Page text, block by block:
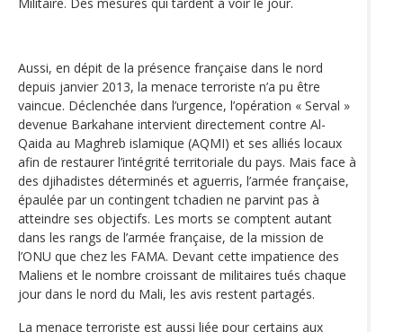
Aussi, en dépit de la présence française dans le nord
depuis janvier 2013, la menace terroriste n’a pu être
vaincue. Déclenchée dans l’urgence, l’opération « Serval »
devenue Barkahane intervient directement contre Al-
Qaida au Maghreb islamique (AQMI) et ses alliés locaux
afin de restaurer l’intégrité territoriale du pays. Mais face à
des djihadistes déterminés et aguerris, l’armée française,
épaulée par un contingent tchadien ne parvint pas à
atteindre ses objectifs. Les morts se comptent autant
dans les rangs de l’armée française, de la mission de
l’ONU que chez les FAMA. Devant cette impatience des
Maliens et le nombre croissant de militaires tués chaque
jour dans le nord du Mali, les avis restent partagés.
La menace terroriste est aussi liée pour certains aux